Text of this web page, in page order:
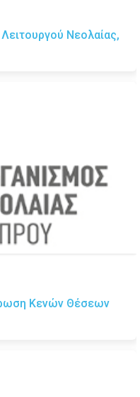
Νεολαίας,
Κενών Θέσεων